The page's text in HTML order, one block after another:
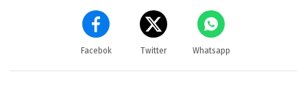
Facebok Twitter Whatsapp